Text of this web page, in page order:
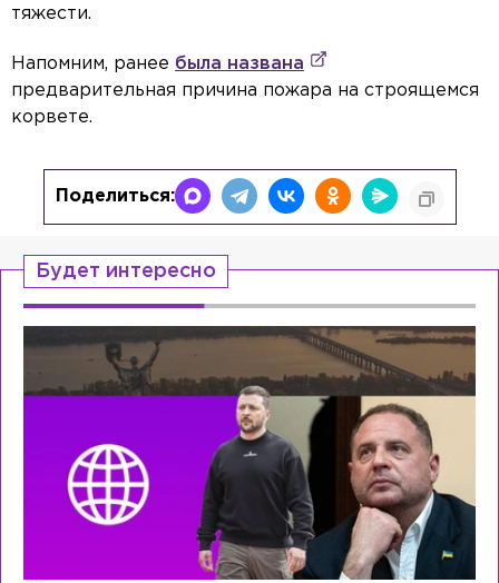
тяжести.
Напомним, ранее была названа
предварительная причина пожара на строящемся
корвете.
Поделиться:
Будет интересно